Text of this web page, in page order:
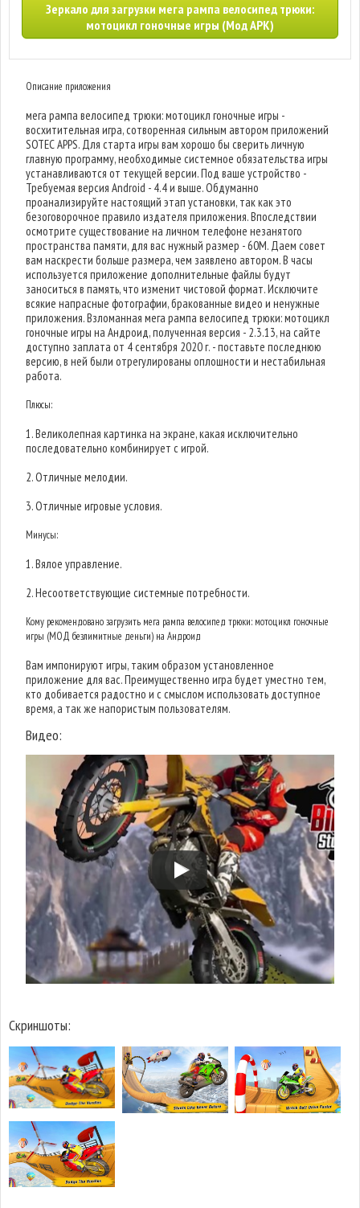
Зеркало для загрузки мега рампа велосипед трюки:
мотоцикл гоночные игры (Мод APK)
Описание приложения
мега рампа велосипед трюки: мотоцикл гоночные игры -
восхитительная игра, сотворенная сильным автором приложений
SOTEC APPS. Для старта игры вам хорошо бы сверить личную
главную программу, необходимые системное обязательства игры
устанавливаются от текущей версии. Под ваше устройство -
Требуемая версия Android - 4.4 и выше. Обдуманно
проанализируйте настоящий этап установки, так как это
безоговорочное правило издателя приложения. Впоследствии
осмотрите существование на личном телефоне незанятого
пространства памяти, для вас нужный размер - 60M. Даем совет
вам наскрести больше размера, чем заявлено автором. В часы
используется приложение дополнительные файлы будут
заноситься в память, что изменит чистовой формат. Исключите
всякие напрасные фотографии, бракованные видео и ненужные
приложения. Взломанная мега рампа велосипед трюки: мотоцикл
гоночные игры на Андроид, полученная версия - 2.3.13, на сайте
доступно заплата от 4 сентября 2020 г. - поставьте последнюю
версию, в ней были отрегулированы оплошности и нестабильная
работа.
Плюсы:
1. Великолепная картинка на экране, какая исключительно
последовательно комбинирует с игрой.
2. Отличные мелодии.
3. Отличные игровые условия.
Минусы:
1. Вялое управление.
2. Несоответствующие системные потребности.
Кому рекомендовано загрузить мега рампа велосипед трюки: мотоцикл гоночные
игры (МОД безлимитные деньги) на Андроид
Вам импонируют игры, таким образом установленное
приложение для вас. Преимущественно игра будет уместно тем,
кто добивается радостно и с смыслом использовать доступное
время, а так же напористым пользователям.
Видео:
Скриншоты: